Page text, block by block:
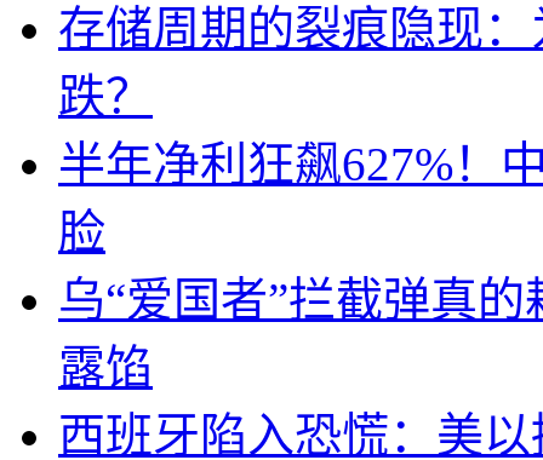
存储周期的裂痕隐现
跌？
半年净利狂飙627%！
脸
乌“爱国者”拦截弹真
露馅
西班牙陷入恐慌：美